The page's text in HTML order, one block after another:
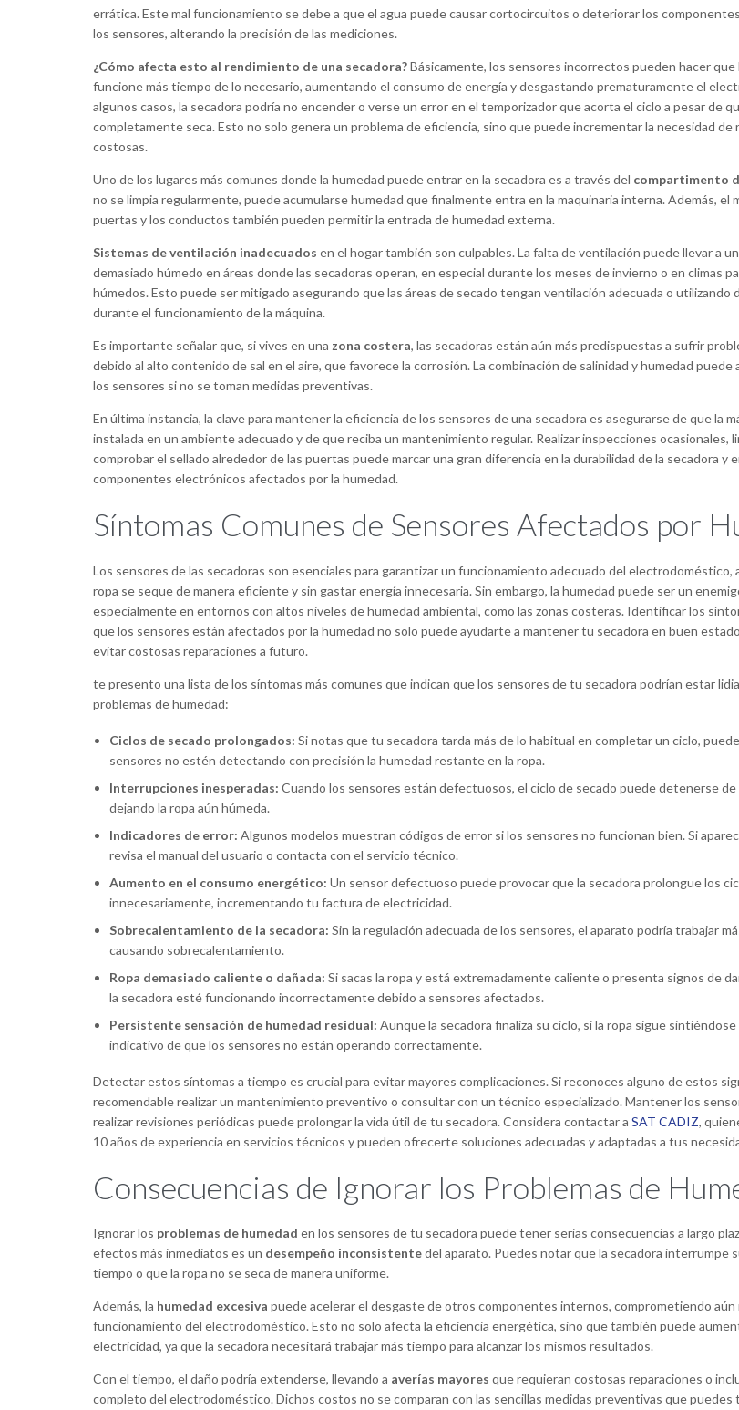
errática. Este mal funcionamiento se debe a que el agua puede causar cortocircuitos o deteriorar los
los sensores, alterando la precisión de las mediciones.
¿Cómo afecta esto al rendimiento de una secadora?Básicamente, los sensores incorrectos pueden hacer que
funcione más tiempo de lo necesario, aumentando el consumo de energía y desgastando prematuramente el
algunos casos, la secadora podría no encender o verse un error en el temporizador que acorta el ciclo a pesar de
completamente seca. Esto no solo genera un problema de eficiencia, sino que puede incrementar la necesidad de
costosas.
Uno de los lugares más comunes donde la humedad puede entrar en la secadora es a través del compartimento
no se limpia regularmente, puede acumularse humedad que finalmente entra en la maquinaria interna. Además, el
puertas y los conductos también pueden permitir la entrada de humedad externa.
Sistemas de ventilación inadecuados en el hogar también son culpables. La falta de ventilación puede llevar a
demasiado húmedo en áreas donde las secadoras operan, en especial durante los meses de invierno o en climas
húmedos. Esto puede ser mitigado asegurando que las áreas de secado tengan ventilación adecuada o utilizando
durante el funcionamiento de la máquina.
Es importante señalar que, si vives en una zona costera, las secadoras están aún más predispuestas a sufrir
debido al alto contenido de sal en el aire, que favorece la corrosión. La combinación de salinidad y humedad puede
los sensores si no se toman medidas preventivas.
En última instancia, la clave para mantener la eficiencia de los sensores de una secadora es asegurarse de que la
instalada en un ambiente adecuado y de que reciba un mantenimiento regular. Realizar inspecciones ocasionales,
comprobar el sellado alrededor de las puertas puede marcar una gran diferencia en la durabilidad de la secadora y
componentes electrónicos afectados por la humedad.
Síntomas Comunes de Sensores Afectados por
Los sensores de las secadoras son esenciales para garantizar un funcionamiento adecuado del electrodoméstico,
ropa se seque de manera eficiente y sin gastar energía innecesaria. Sin embargo, la humedad puede ser un
especialmente en entornos con altos niveles de humedad ambiental, como las zonas costeras. Identificar los
que los sensores están afectados por la humedad no solo puede ayudarte a mantener tu secadora en buen
evitar costosas reparaciones a futuro.
te presento una lista de los síntomas más comunes que indican que los sensores de tu secadora podrían estar
problemas de humedad:
Ciclos de secado prolongados: Si notas que tu secadora tarda más de lo habitual en completar un ciclo,
sensores no estén detectando con precisión la humedad restante en la ropa.
Interrupciones inesperadas: Cuando los sensores están defectuosos, el ciclo de secado puede detenerse de
dejando la ropa aún húmeda.
Indicadores de error: Algunos modelos muestran códigos de error si los sensores no funcionan bien. Si
revisa el manual del usuario o contacta con el servicio técnico.
Aumento en el consumo energético: Un sensor defectuoso puede provocar que la secadora prolongue los
innecesariamente, incrementando tu factura de electricidad.
Sobrecalentamiento de la secadora: Sin la regulación adecuada de los sensores, el aparato podría trabajar
causando sobrecalentamiento.
Ropa demasiado caliente o dañada: Si sacas la ropa y está extremadamente caliente o presenta signos de
la secadora esté funcionando incorrectamente debido a sensores afectados.
Persistente sensación de humedad residual: Aunque la secadora finaliza su ciclo, si la ropa sigue sintiéndose
indicativo de que los sensores no están operando correctamente.
Detectar estos síntomas a tiempo es crucial para evitar mayores complicaciones. Si reconoces alguno de estos
recomendable realizar un mantenimiento preventivo o consultar con un técnico especializado. Mantener los
realizar revisiones periódicas puede prolongar la vida útil de tu secadora. Considera contactar a SAT CADIZ,
10 años de experiencia en servicios técnicos y pueden ofrecerte soluciones adecuadas y adaptadas a tus
Consecuencias de Ignorar los Problemas de
Ignorar los problemas de humedad en los sensores de tu secadora puede tener serias consecuencias a largo
efectos más inmediatos es un desempeño inconsistentedel aparato. Puedes notar que la secadora interrumpe
tiempo o que la ropa no se seca de manera uniforme.
Además, la humedad excesiva puede acelerar el desgaste de otros componentes internos, comprometiendo aún
funcionamiento del electrodoméstico. Esto no solo afecta la eficiencia energética, sino que también puede
electricidad, ya que la secadora necesitará trabajar más tiempo para alcanzar los mismos resultados.
Con el tiempo, el daño podría extenderse, llevando a averías mayores que requieran costosas reparaciones o
completo del electrodoméstico. Dichos costos no se comparan con las sencillas medidas preventivas que puedes